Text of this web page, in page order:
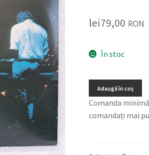
lei79,00 RON
În stoc
Adaugă în coș
Comanda
comandați mai